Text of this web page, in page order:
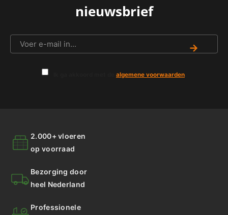
nieuwsbrief
→
algemene voorwaarden
2.000+ vloeren
op voorraad
Bezorging door
heel Nederland
Professionele